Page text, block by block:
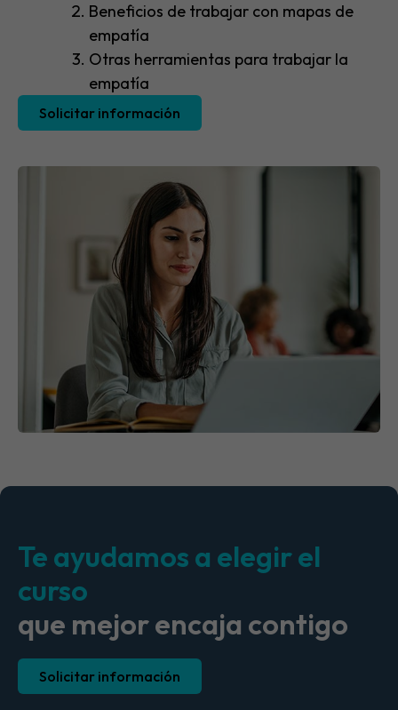
Beneficios de trabajar con mapas de
empatía
Otras herramientas para trabajar la
empatía
Solicitar información
Te ayudamos a elegir el
curso
que mejor encaja contigo
Solicitar información